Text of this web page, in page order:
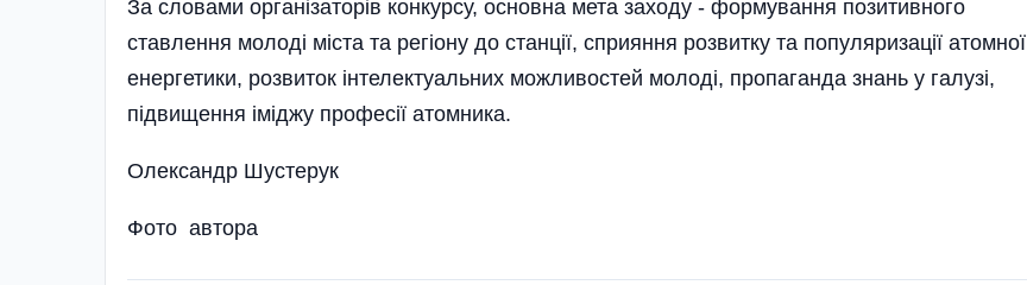
За словами організаторів конкурсу, основна мета заходу - формування позитивного
ставлення молоді міста та регіону до станції, сприяння розвитку та популяризації атомної
енергетики, розвиток інтелектуальних можливостей молоді, пропаганда знань у галузі,
підвищення іміджу професії атомника.
Олександр Шустерук
Фото автора